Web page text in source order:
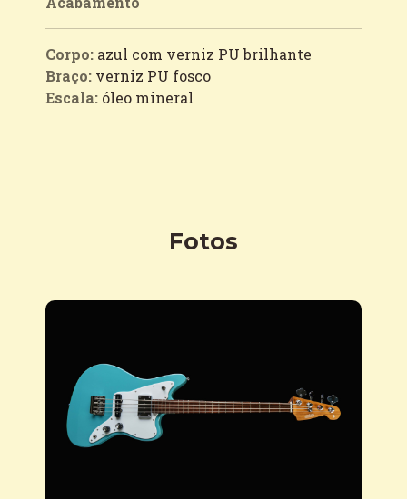
Corpo: azul com verniz PU brilhante
Braço: verniz PU fosco
Escala: óleo mineral
Fotos